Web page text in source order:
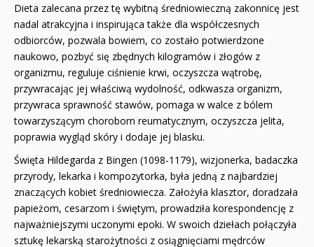
Kreatywne zabawy
Książki religijne dla dzieci
Komiksy
Pomoce dydaktyczne
Naklejki
Puzzle
Promocje
QUIZY I ŁAMIGŁÓWKI NA WAKACJE -35%
Dieta zalecana przez tę wybitną średniowieczną zakonnicę jest
nadal atrakcyjna i inspirująca także dla współczesnych
odbiorców, pozwala bowiem, co zostało potwierdzone
naukowo, pozbyć się zbędnych kilogramów i złogów z
organizmu, reguluje ciśnienie krwi, oczyszcza wątrobę,
przywracając jej właściwą wydolność, odkwasza organizm,
przywraca sprawność stawów, pomaga w walce z bólem
towarzyszącym chorobom reumatycznym, oczyszcza jelita,
poprawia wygląd skóry i dodaje jej blasku.
Święta Hildegarda z Bingen (1098-1179), wizjonerka, badaczka
przyrody, lekarka i kompozytorka, była jedną z najbardziej
znaczących kobiet średniowiecza. Założyła klasztor, doradzała
papieżom, cesarzom i świętym, prowadziła korespondencję z
najważniejszymi uczonymi epoki. W swoich dziełach połączyła
sztukę lekarską starożytności z osiągnięciami mędrców